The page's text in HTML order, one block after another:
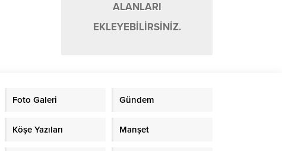
ALANLARI
EKLEYEBİLİRSİNİZ.
Foto Galeri Gündem
Köşe Yazıları Manşet